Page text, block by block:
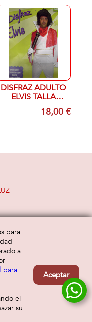
DISFRAZ ADULTO
ELVIS TALLA
UNICA18,00 €
Atención al cliente
Envío y devolución
Contacto
para
a
para
el
su
Aceptar